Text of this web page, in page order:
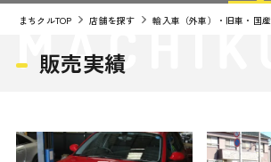
まちクルTOP 店舗を探す 輸入車（外車）・旧車・国
販売実績